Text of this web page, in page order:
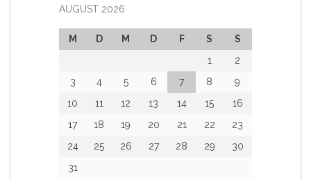
AUGUST 2026
M D M D F S
S
1
2
3
4 5 6 7 8
9
10
11 12 13 14 15
16
17
18 19 20 21 22
23
24
25 26 27 28 29
30
31